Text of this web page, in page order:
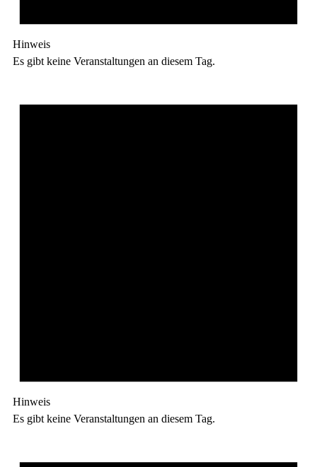
Hinweis
Es gibt keine Veranstaltungen an diesem Tag.
Hinweis
Es gibt keine Veranstaltungen an diesem Tag.